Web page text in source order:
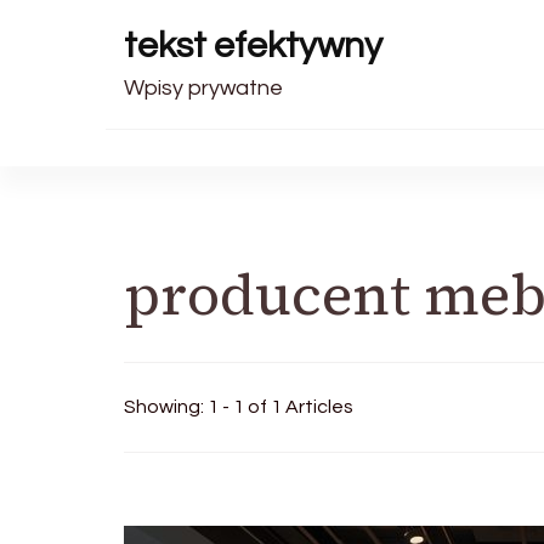
tekst efektywny
Wpisy prywatne
producent
Showing: 1 - 1 of 1 Articles